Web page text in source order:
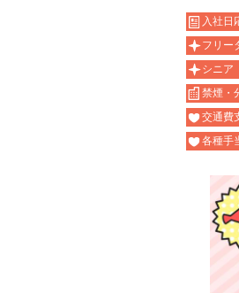
入社日
フリー
シニア
禁煙・
交通費
各種手